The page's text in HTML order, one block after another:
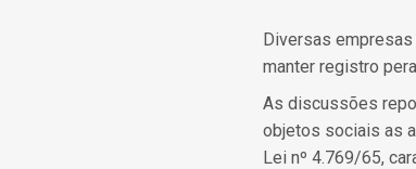
Diversas
manter registro
As discussões
objetos sociais as
Lei nº 4.769/65,